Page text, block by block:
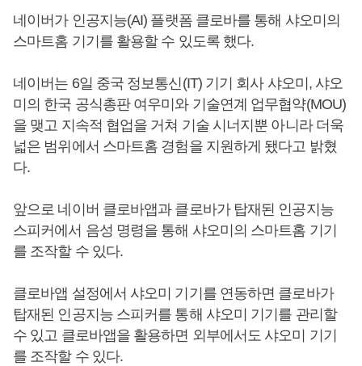
네이버가 인공지능(AI) 플랫폼 클로바를 통해 샤오미의
스마트홈 기기를 활용할 수 있도록 했다.
네이버는 6일 중국 정보통신(IT) 기기 회사 샤오미, 샤오
미의 한국 공식총판 여우미와 기술연계 업무협약(MOU)
을 맺고 지속적 협업을 거쳐 기술 시너지뿐 아니라 더욱
넓은 범위에서 스마트홈 경험을 지원하게 됐다고 밝혔
다.
앞으로 네이버 클로바앱과 클로바가 탑재된 인공지능
스피커에서 음성 명령을 통해 샤오미의 스마트홈 기기
를 조작할 수 있다.
클로바앱 설정에서 샤오미 기기를 연동하면 클로바가
탑재된 인공지능 스피커를 통해 샤오미 기기를 관리할
수 있고 클로바앱을 활용하면 외부에서도 샤오미 기기
를 조작할 수 있다.